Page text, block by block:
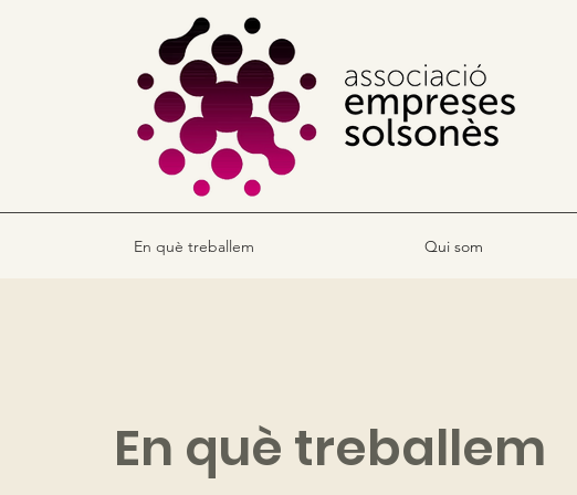
En què treballem Qui som
En què treballem